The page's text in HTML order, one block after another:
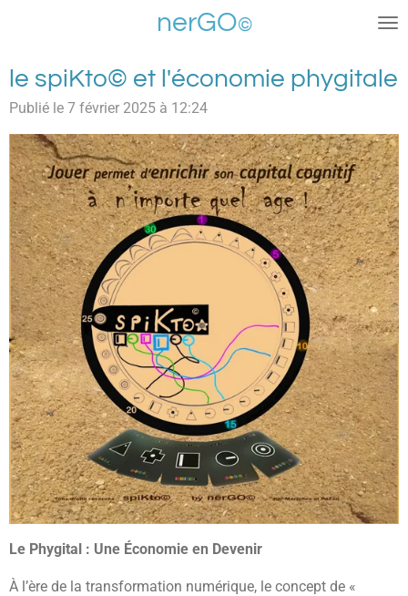
principal
nerGO©
le spiKto© et l'économie phygitale
Publié le 7 février 2025 à 12:24
Le Phygital : Une Économie en Devenir
À l’ère de la transformation numérique, le concept de «